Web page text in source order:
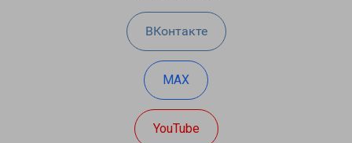
ВКонтакте
MAX
YouTube